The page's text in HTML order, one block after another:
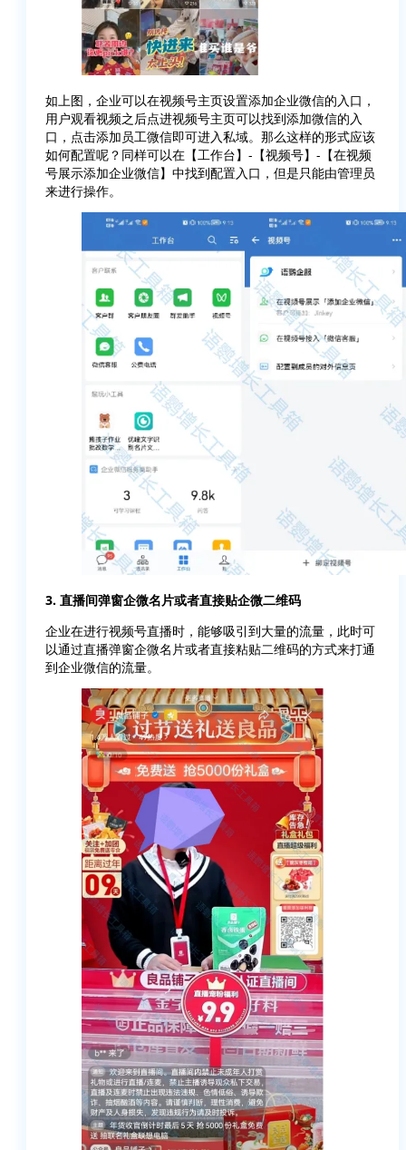
如上图，企业可以在视频号主页设置添加企业微信的入口，
用户观看视频之后点进视频号主页可以找到添加微信的入
口，点击添加员工微信即可进入私域。那么这样的形式应该
如何配置呢？同样可以在【工作台】-【视频号】-【在视频
号展示添加企业微信】中找到配置入口，但是只能由管理员
来进行操作。
3. 直播间弹窗企微名片或者直接贴企微二维码
企业在进行视频号直播时，能够吸引到大量的流量，此时可
以通过直播弹窗企微名片或者直接粘贴二维码的方式来打通
到企业微信的流量。